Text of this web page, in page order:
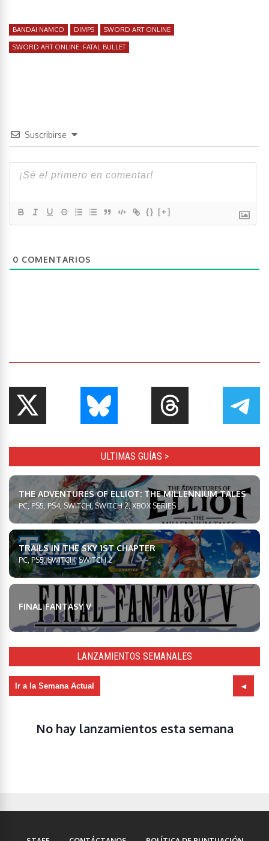
BANDAI NAMCO DIMPS SWORD ART ONLINE
SWORD ART ONLINE: FATAL BULLET
Suscribirse
{} [+]
0 COMENTARIOS
ULTIMAS GUÍAS >
THE ADVENTURES OF ELLIOT: THE MILLENNIUM TALES
PC, PS5, PS4, SWITCH, SWITCH 2, XBOX SERIES
TRAILS IN THE SKY 1ST CHAPTER
PC, PS5, SWITCH, SWITCH 2
FINAL FANTASY V
LANZAMIENTOS SEMANALES
Ir a la Semana Actual
No hay lanzamientos esta semana